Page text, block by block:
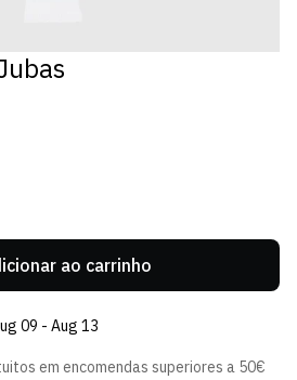
ao carrinho
09 - Aug 13
em encomendas superiores a 50€